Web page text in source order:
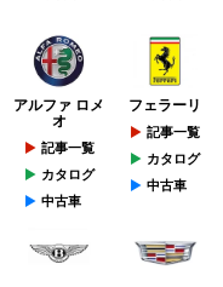
アルファ ロメ
オ
記事一覧
カタログ
中古車
フェラーリ
記事一覧
カタログ
中古車